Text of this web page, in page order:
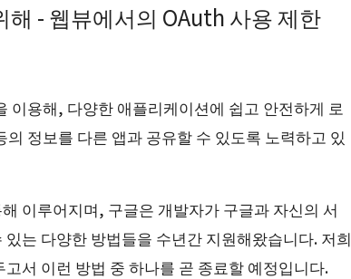
해 - 웹뷰에서의 OAuth 사용 제한
이용해, 다양한 애플리케이션에 쉽고 안전하게 로
정보를 다른 앱과 공유할 수 있도록 노력하고 있
이루어지며, 구글은 개발자가 구글과 자신의 서
는 다양한 방법들을 수년간 지원해왔습니다. 저희
서 이런 방법 중 하나를 곧 종료할 예정입니다.